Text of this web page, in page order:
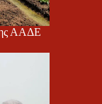
ΑΑΔΕ